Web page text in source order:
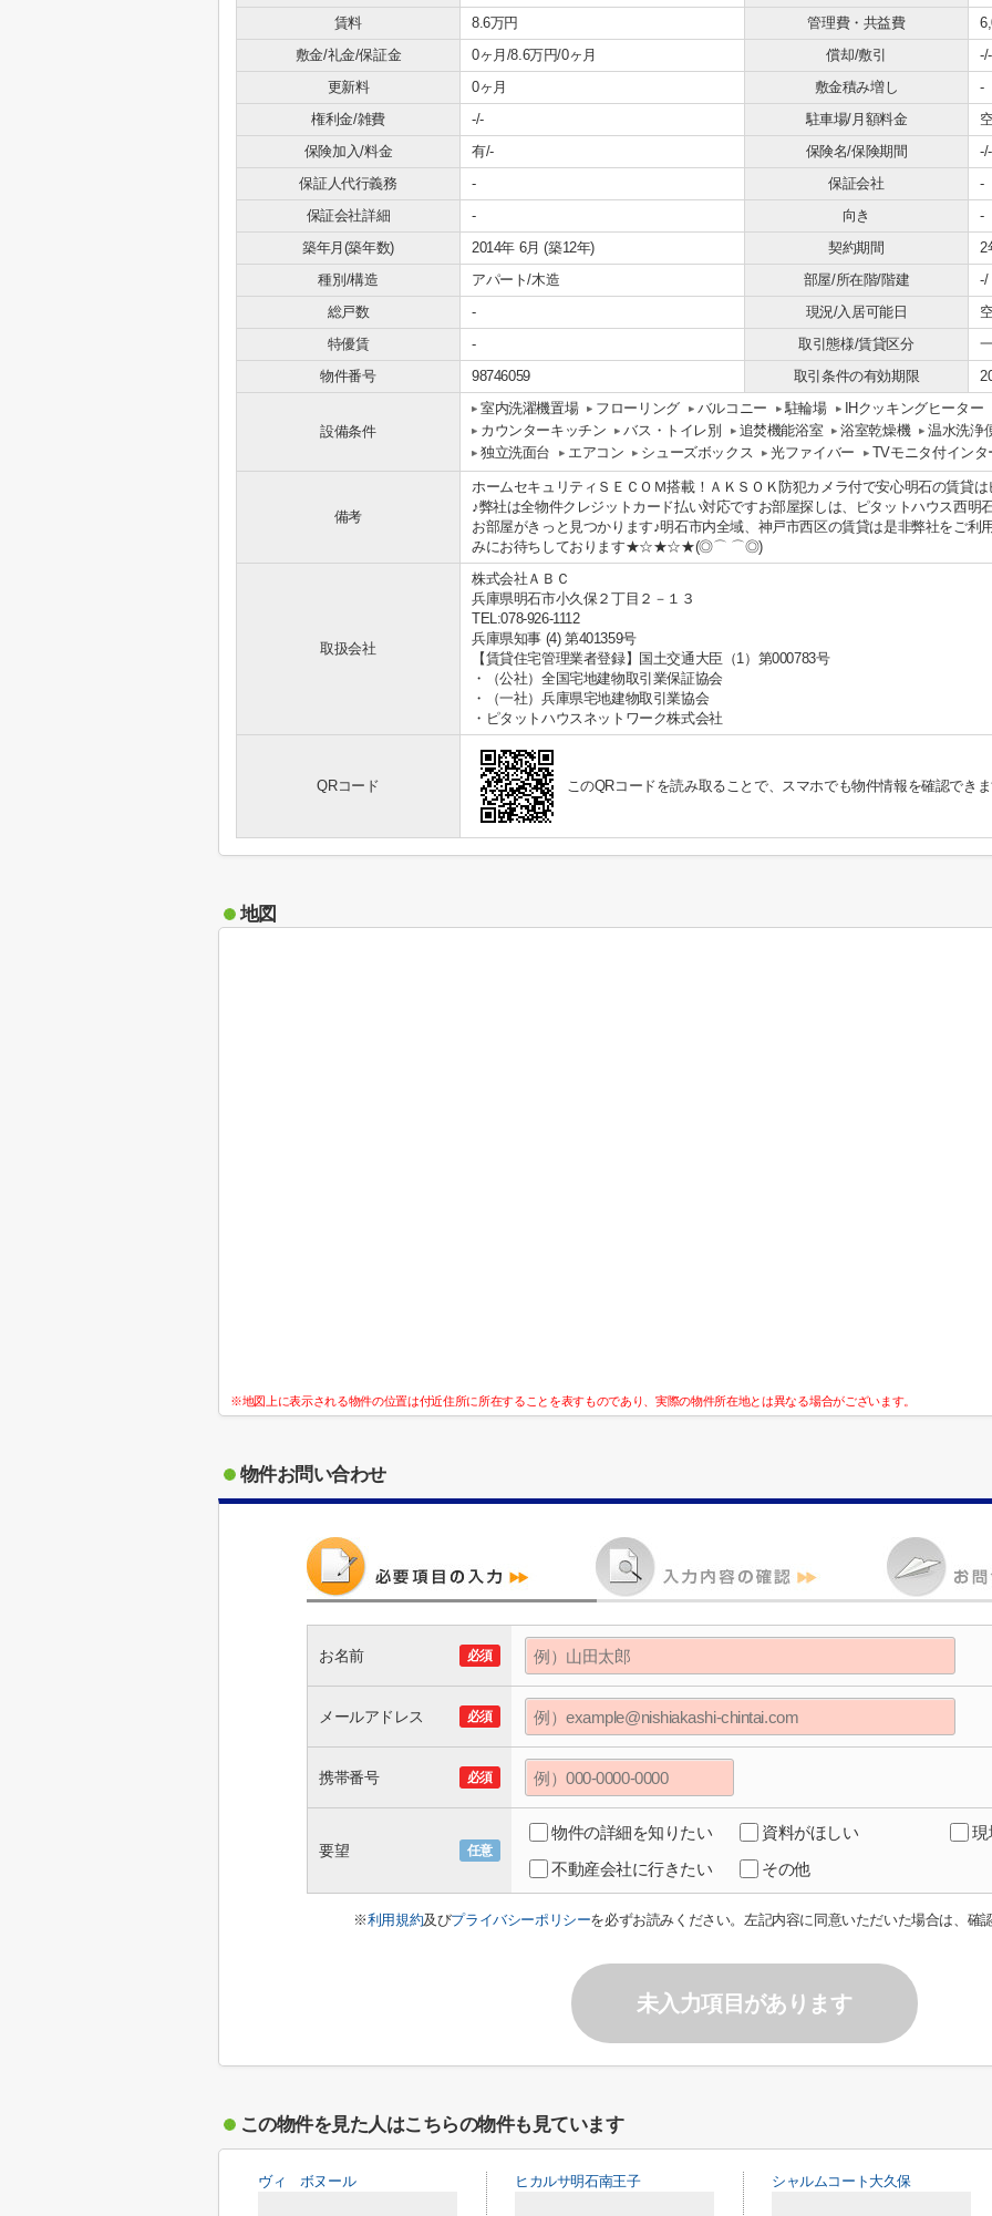
賃料 8.6万円 管理費・共益費
敷金/礼金/保証金
0ヶ月/8.6万円/0ヶ月 償却/敷引
-/-
更新料
0ヶ月 敷金積み増し
-
権利金/雑費
-/- 駐車場/月額料金
保険加入/料金
有/- 保険名/保険期間
-/-
保証人代行義務
- 保証会社
-
保証会社詳細
- 向き
-
築年月(築年数)
2014年 6月 (築12年) 契約期間
2
種別/構造
アパート/木造 部屋/所在階/階建
-/
総戸数
- 現況/入居可能日
特優賃
- 取引態様/賃貸区分
物件番号
98746059 取引条件の有効期限
設備条件
室内洗濯機置場 フローリング バルコニー 駐輪場
IHクッキングヒーター
カウンターキッチン
バス・トイレ別 追焚機能浴室 浴室乾燥機
温水洗浄
独立洗面台
エアコン シューズボックス 光ファイバー TVモニタ付インタ
備考
ホームセキュリティＳＥＣＯＭ搭載！ＡＫＳＯＫ防犯カメラ付で安心明石の賃貸
♪弊社は全物件クレジットカード払い対応ですお部屋探しは、ピタットハウス西明
お部屋がきっと見つかります♪明石市内全域、神戸市西区の賃貸は是非弊社をご利
みにお待ちしております★☆★☆★(◎⌒ ⌒◎)
取扱会社
株式会社ＡＢＣ
兵庫県明石市小久保２丁目２－１３
TEL:078-926-1112
兵庫県知事 (4) 第401359号
【賃貸住宅管理業者登録】国土交通大臣（1）第000783号
・（公社）全国宅地建物取引業保証協会
・（一社）兵庫県宅地建物取引業協会
・ピタットハウスネットワーク株式会社
QRコード このQRコードを読み取ることで、スマホでも物件情報を確認でき
地図
※地図上に表示される物件の位置は付近住所に所在することを表すものであり、実際の物件所在地とは異なる場合がございます。
物件お問い合わせ
お名前 必須
メールアドレス 必須
携帯番号 必須
要望 任意
物件の詳細を知りたい 資料がほしい
現
不動産会社に行きたい
その他
※利用規約及びプライバシーポリシーを必ずお読みください。左記内容に同意いただいた場合は、確
未入力項目があります
この物件を見た人はこちらの物件も見ています
ヴィ ボヌール ヒカルサ明石南王子 シャルムコート大久保